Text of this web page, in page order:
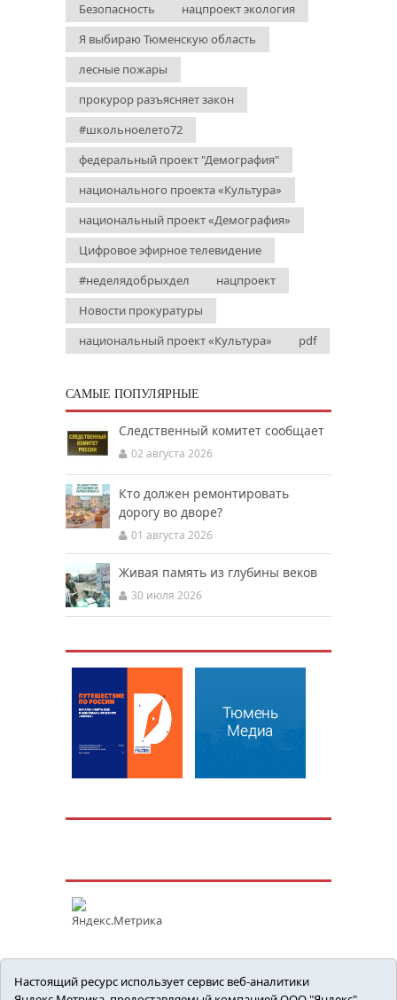
Безопасность
нацпроект экология
Я выбираю Тюменскую область
лесные пожары
прокурор разъясняет закон
#школьноелето72
федеральный проект "Демография"
национального проекта «Культура»
национальный проект «Демография»
Цифровое эфирное телевидение
#неделядобрыхдел
нацпроект
Новости прокуратуры
национальный проект «Культура»
pdf
САМЫЕ ПОПУЛЯРНЫЕ
Следственный комитет сообщает
02 августа 2026
Кто должен ремонтировать
дорогу во дворе?
01 августа 2026
Живая память из глубины веков
30 июля 2026
Настоящий ресурс использует сервис веб-аналитики